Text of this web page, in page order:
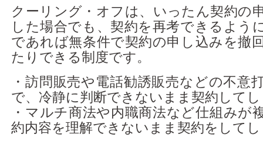
FAQ
アクセス
クーリング・オフは、いったん契約の
した場合でも、契約を再考できるよう
であれば無条件で契約の申し込みを撤
たりできる制度です。
・訪問販売や電話勧誘販売などの不意
で、冷静に判断できないまま契約して
・マルチ商法や内職商法など仕組みが
約内容を理解できないまま契約をして